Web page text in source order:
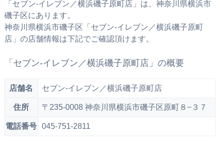
「セブン‐イレブン／横浜磯子原町店」は、神奈川県横浜市
磯子区にあります。
神奈川県横浜市磯子区「セブン‐イレブン／横浜磯子原町
店」の店舗情報は下記でご確認頂けます。
「セブン‐イレブン／横浜磯子原町店」の概要
店舗名 セブン‐イレブン／横浜磯子原町店
住所 〒235-0008 神奈川県横浜市磯子区原町８−３７
電話番号 045-751-2811